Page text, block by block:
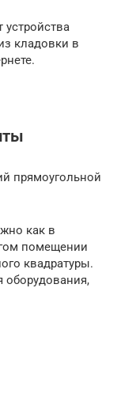
кладовки в
прямоугольной
как в
помещении
квадратуры.
оборудования,